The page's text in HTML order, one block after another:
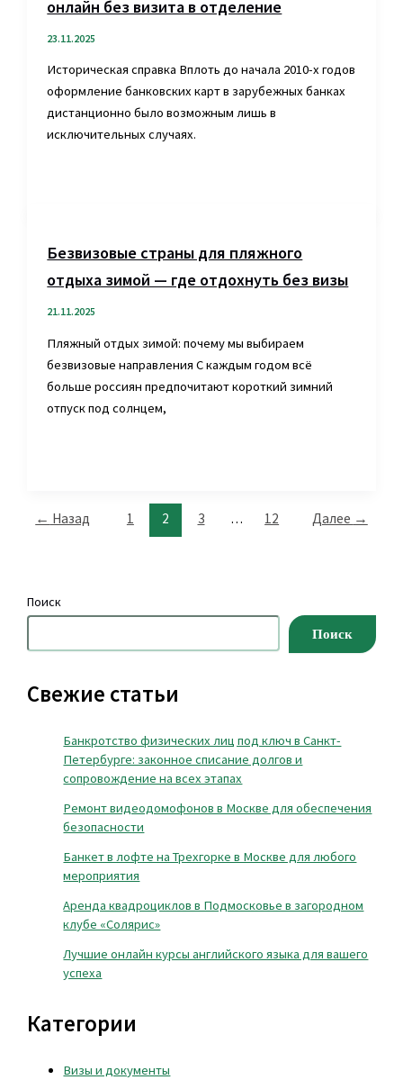
онлайн без визита в отделение
23.11.2025
Историческая справка Вплоть до начала 2010-х годов
оформление банковских карт в зарубежных банках
дистанционно было возможным лишь в
исключительных случаях.
Безвизовые страны для пляжного
отдыха зимой — где отдохнуть без визы
21.11.2025
Пляжный отдых зимой: почему мы выбираем
безвизовые направления С каждым годом всё
больше россиян предпочитают короткий зимний
отпуск под солнцем,
← Назад 1 2 3 … 12 Далее →
Поиск
Поиск
Свежие статьи
Банкротство физических лиц под ключ в Санкт-
Петербурге: законное списание долгов и
сопровождение на всех этапах
Ремонт видеодомофонов в Москве для обеспечения
безопасности
Банкет в лофте на Трехгорке в Москве для любого
мероприятия
Аренда квадроциклов в Подмосковье в загородном
клубе «Солярис»
Лучшие онлайн курсы английского языка для вашего
успеха
Категории
Визы и документы